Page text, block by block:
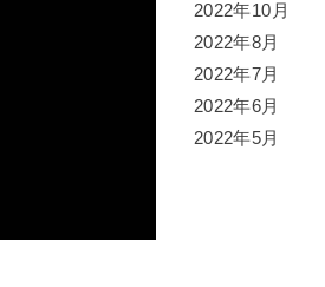
2022年10月
2022年8月
2022年7月
2022年6月
2022年5月